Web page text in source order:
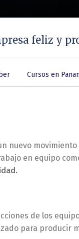
feliz y
Cursos en
nuevo
en equipo
de los
para producir